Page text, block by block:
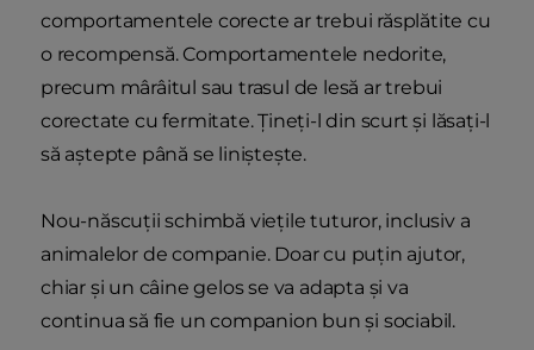
comportamentele corecte ar trebui răsplătite cu
o recompensă. Comportamentele nedorite,
precum mârâitul sau trasul de lesă ar trebui
corectate cu fermitate. Țineți-l din scurt și lăsați-l
să aștepte până se liniștește.
Nou-născuții schimbă viețile tuturor, inclusiv a
animalelor de companie. Doar cu puțin ajutor,
chiar și un câine gelos se va adapta și va
continua să fie un companion bun și sociabil.